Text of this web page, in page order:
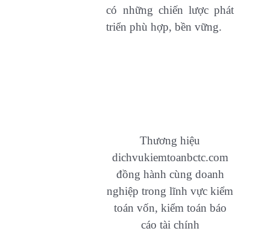
có những chiến lược phát
triển phù hợp, bền vững.
Thương hiệu
dichvukiemtoanbctc.com
đồng hành cùng doanh
nghiệp trong lĩnh vực kiểm
toán vốn, kiểm toán báo
cáo tài chính